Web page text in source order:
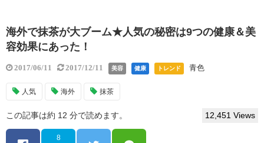
海外で抹茶が大ブーム★人気の秘密は9つの健康＆美
容効果にあった！
2017/06/11 2017/12/11 美容 健康 トレンド 青色
人気 海外 抹茶
この記事は約 12 分で読めます。 12,451 Views
8